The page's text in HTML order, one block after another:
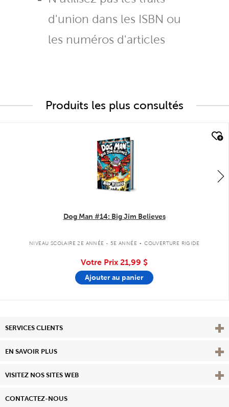
d'union dans les ISBN ou
les numéros d'articles
Produits les plus consultés
Dog Man #14: Big Jim Believes
NIVEAU SCOLAIRE 2E ANNÉE - 5E ANNÉE . COUVERTURE RIGIDE
Votre Prix 21,99 $
Ajouter au panier
SERVICES CLIENTS
EN SAVOIR PLUS View
VISITEZ NOS SITES WEB
CONTACTEZ-NOUS